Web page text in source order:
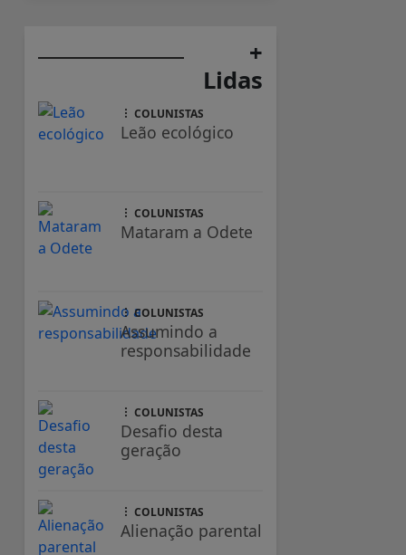
+
Lidas
COLUNISTAS
Leão ecológico
COLUNISTAS
Mataram a Odete
COLUNISTAS
Assumindo a
responsabilidade
COLUNISTAS
Desafio desta
geração
COLUNISTAS
Alienação parental